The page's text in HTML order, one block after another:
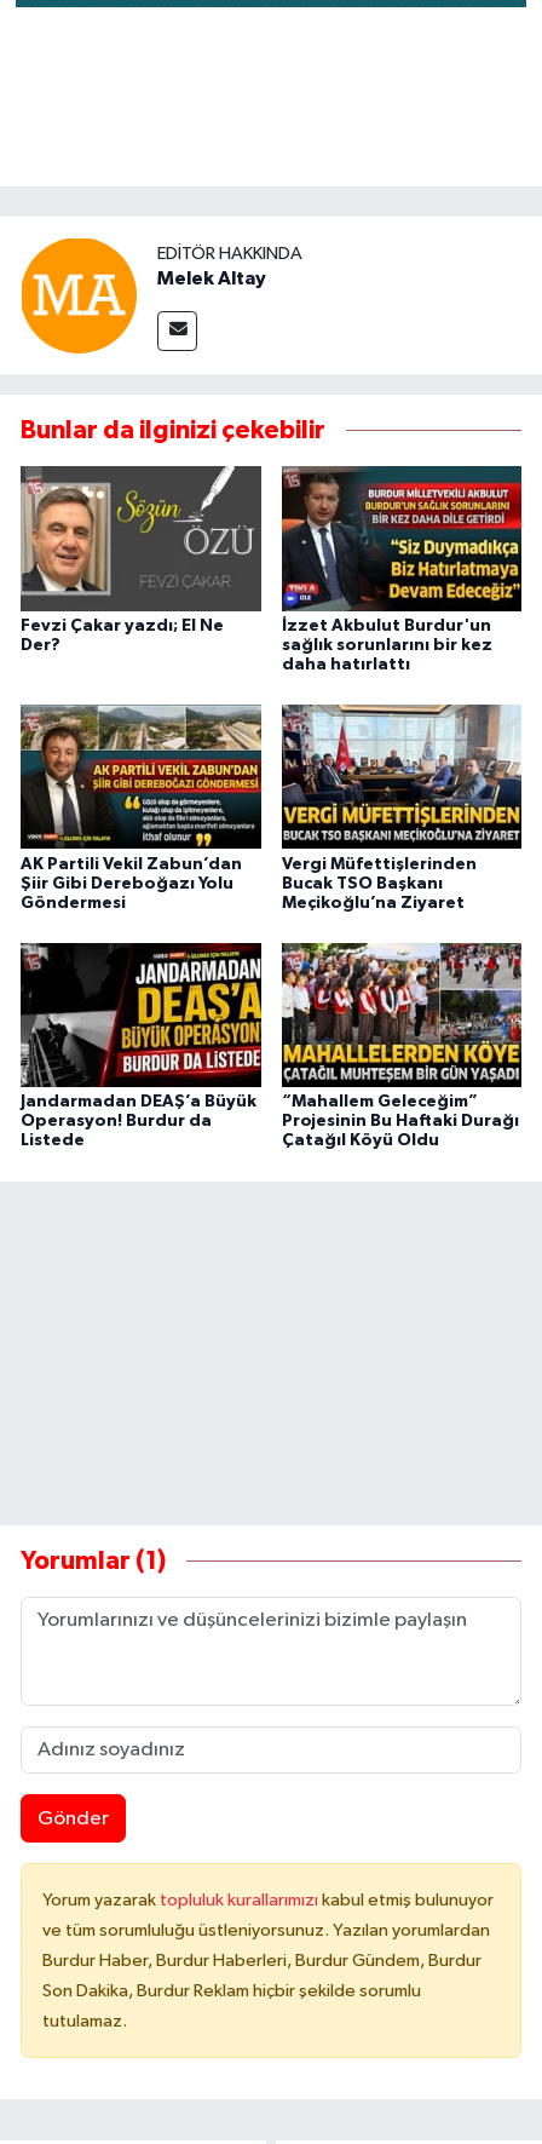
EDITÖR HAKKINDA
Melek Altay
Bunlar da ilginizi çekebilir
Fevzi Çakar yazdı; El Ne
Der?
İzzet Akbulut Burdur'un
sağlık sorunlarını bir kez
daha hatırlattı
AK Partili Vekil Zabun’dan
Şiir Gibi Dereboğazı Yolu
Göndermesi
Vergi Müfettişlerinden
Bucak TSO Başkanı
Meçikoğlu’na Ziyaret
Jandarmadan DEAŞ’a Büyük
Operasyon! Burdur da
Listede
“Mahallem Geleceğim”
Projesinin Bu Haftaki Durağı
Çatağıl Köyü Oldu
Yorumlar (1)
Gönder
Yorum yazarak topluluk kurallarımızı kabul etmiş bulunuyor
ve tüm sorumluluğu üstleniyorsunuz. Yazılan yorumlardan
Burdur Haber, Burdur Haberleri, Burdur Gündem, Burdur
Son Dakika, Burdur Reklam hiçbir şekilde sorumlu
tutulamaz.